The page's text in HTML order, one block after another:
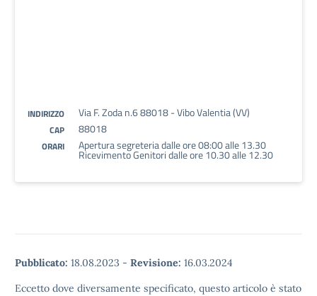
INDIRIZZO Via F. Zoda n.6 88018 - Vibo Valentia (VV)
CAP 88018
ORARI Apertura segreteria dalle ore 08:00 alle 13.30
Ricevimento Genitori dalle ore 10.30 alle 12.30
Pubblicato: 18.08.2023 - Revisione: 16.03.2024
Eccetto dove diversamente specificato, questo articolo è stato